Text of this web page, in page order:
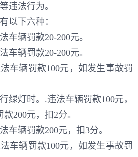
违法行为。
以下六种：
车辆罚款20-200元。
车辆罚款20-200元。
车辆罚款100元，如发生事故罚
绿灯时。.违法车辆罚款100元，
200元，扣2分。
车辆罚款200元，扣3分。
车辆罚款100元，如发生事故罚